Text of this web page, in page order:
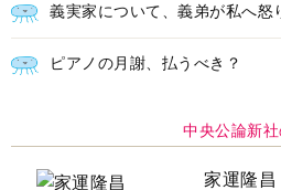
義実家について、義弟が私へ怒
ピアノの月謝、払うべき？
中央公論新
家運隆昌